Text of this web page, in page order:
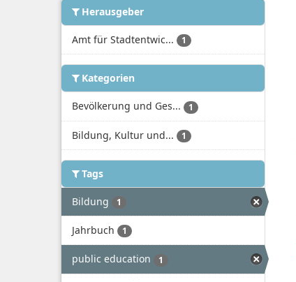
Herausgeber
Amt für Stadtentwic... 1
Kategorien
Bevölkerung und Ges... 1
Bildung, Kultur und... 1
Tags
Bildung 1
Jahrbuch 1
public education 1